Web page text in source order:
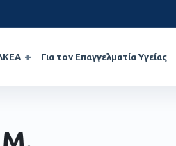
Για τον Επαγγελματία Υγείας